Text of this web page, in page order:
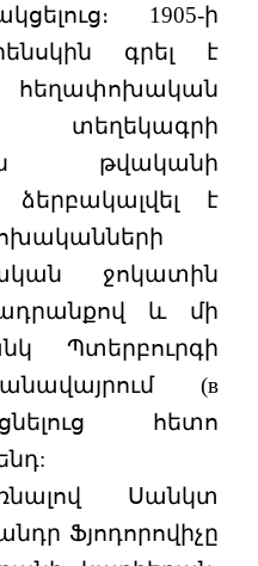
1905-ի
գրել է
հեղափոխական
տեղեկագրի
թվականի
է
ջոկատին
և մի
Պտերբուրգի
(в
հետո
Սանկտ
Ֆյոդորովիչը